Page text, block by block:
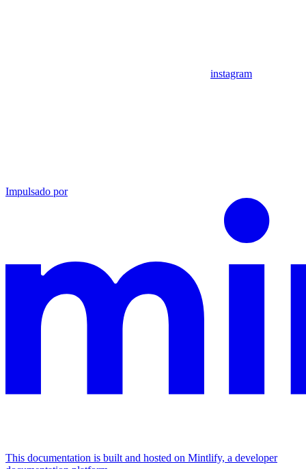
instagram
Impulsado por
This documentation is built and hosted on Mintlify, a developer